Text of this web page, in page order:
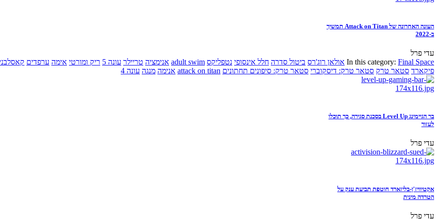
העונה האחרונה של Attack on Titan תמשיך
ב-2022
עדי פרל
In this category: Final Space אולאן רוג'רס ביטול סדרה חלל אינסופי נטפליקס adult swim אנימציה טריילר עונה 5 ריק ומורטי אימה ערפדים
פיקארד סטאר טרק סטאר טרק: דיסקוברי סטאר טרק: סיפונים תחתונים attack on titan אנימה מנגה עונה 4
בר הגיימינג Level Up בסכנת סגירה, כך תוכלו
לעזור
עדי פרל
אקטיוויז'ן-בליזארד חוטפת תביעת ענק על
הטרדה מינית
עדי פרל